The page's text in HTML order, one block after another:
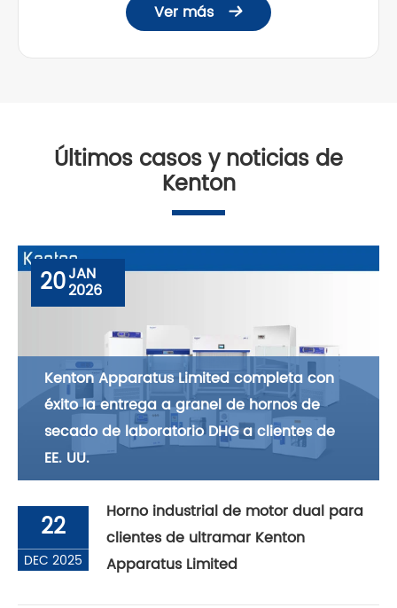
Ver más 
Últimos casos y noticias de
Kenton
Kenton Apparatus Limited completa con
éxito la entrega a granel de hornos de
secado de laboratorio DHG a clientes de
EE. UU.
20JAN
2026
22
DEC 2025
Horno industrial de motor dual para
clientes de ultramar Kenton
Apparatus Limited